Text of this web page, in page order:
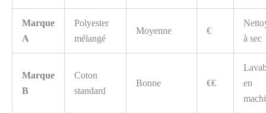
Marque
A
Polyester
mélangé
Moyenne €
à sec
Marque
B
Coton
standard
Bonne €€
en